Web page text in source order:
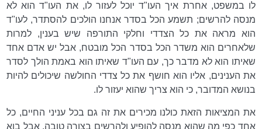
לו במשפט, אחרת איך העו"ד יוכל לעזור לו, את העו"ד הוא לא
מנסה להרשים; תשמע הכל בסדר אנחנו הולכים להסתדר, לעו"ד
הוא מראה את כל הצדדי וחלקי התורפה שיש בענין, למרות
שלאחרים הוא משדר הכל בסדר הכל מובטח, אבל יש אדם אחד
שאיתו הוא לא מדבר כך, עם העו"ד שאיתו הוא באמת הולך לסדר
את הענינים, אליו הוא חושף את כל צדדי החולשה שיכולים להיות
בנושא המדובר, כי הוא צריך שהוא יעזור לו.
את המציאות הזאת כולנו מכירים את זה גם בכל עניני החיים, כל
אחד כפי מה שהוא מנסה להופיע ולהרשים בצורה טובה, אבל בוא